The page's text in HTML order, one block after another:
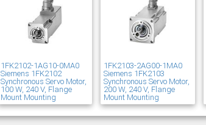
1FK2102-1AG10-0MA0
Siemens 1FK2102
Synchronous Servo Motor,
100 W, 240 V, Flange
Mount Mounting
1FK2103-2AG00-1MA0
Siemens 1FK2103
Synchronous Servo Motor,
200 W, 240 V, Flange
Mount Mounting